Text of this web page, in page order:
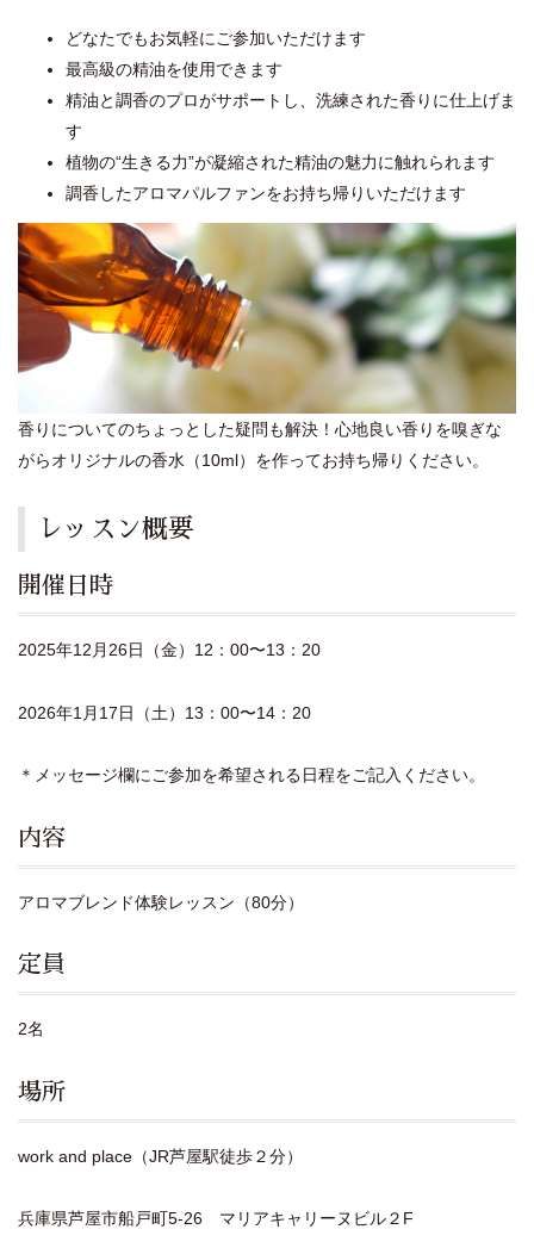
どなたでもお気軽にご参加いただけます
最高級の精油を使用できます
精油と調香のプロがサポートし、洗練された香りに仕上げま
す
植物の“生きる力”が凝縮された精油の魅力に触れられます
調香したアロマパルファンをお持ち帰りいただけます
香りについてのちょっとした疑問も解決！心地良い香りを嗅ぎな
がらオリジナルの香水（10ml）を作ってお持ち帰りください。
レッスン概要
開催日時
2025年12月26日（金）12：00〜13：20
2026年1月17日（土）13：00〜14：20
＊メッセージ欄にご参加を希望される日程をご記入ください。
内容
アロマブレンド体験レッスン（80分）
定員
2名
場所
work and place（JR芦屋駅徒歩２分）
兵庫県芦屋市船戸町5-26 マリアキャリーヌビル２F